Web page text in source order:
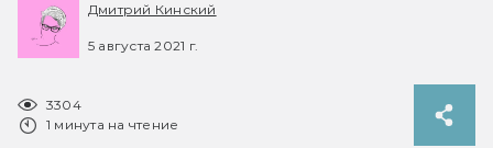
Дмитрий Кинский
5 августа 2021 г.
3304
1 минута на чтение